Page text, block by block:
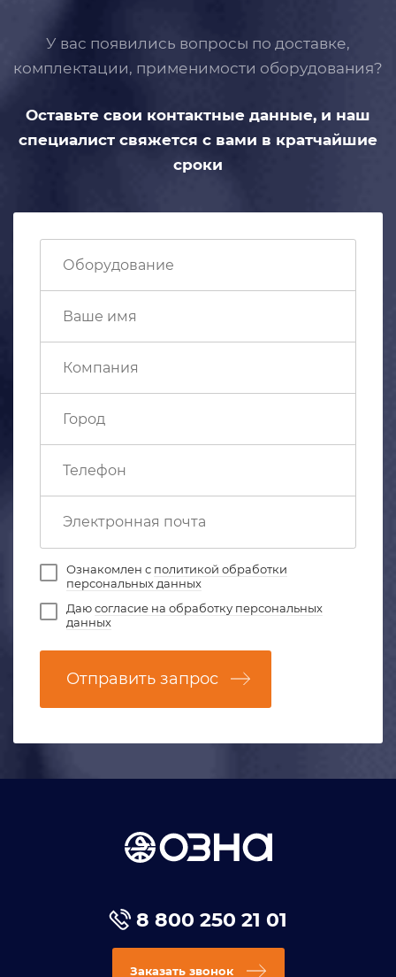
У вас появились вопросы по доставке,
комплектации, применимости оборудования?
Оставьте свои контактные данные, и наш
специалист свяжется с вами в кратчайшие
сроки
Ознакомлен с политикой обработки
персональных данных
Даюсогласие на обработку персональных
данных
Отправить запрос
8 800 250 21 01
Заказать звонок